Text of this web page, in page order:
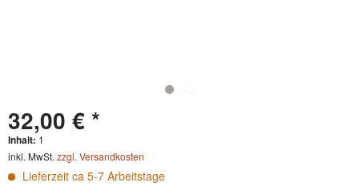
32,00 € *
Inhalt: 1
inkl. MwSt. zzgl. Versandkosten
Lieferzeit ca 5-7 Arbeitstage